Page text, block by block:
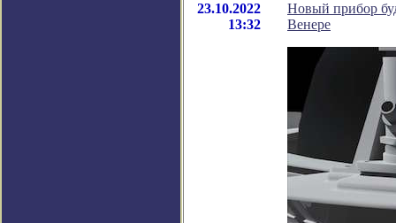
23.10.2022
13:32
Новый прибор
Венере